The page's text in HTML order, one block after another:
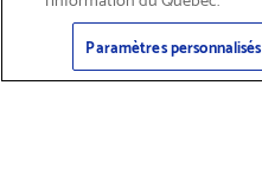
Paramètres personnalisés